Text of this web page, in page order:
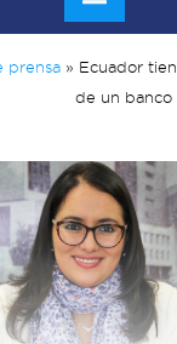
prensa » Ecuador
de un banco